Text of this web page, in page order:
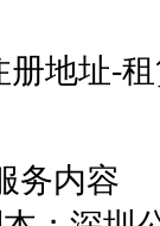
地址-
务内容